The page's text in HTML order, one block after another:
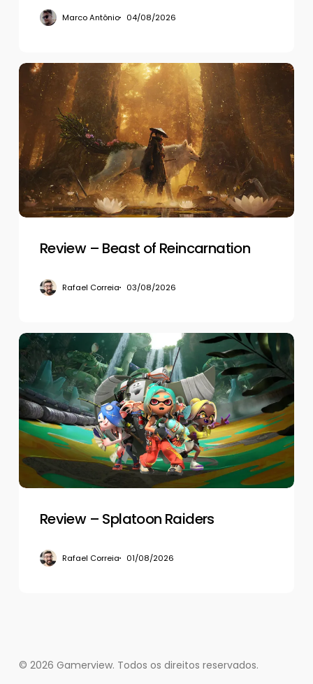
Marco Antônio 04/08/2026
Review
–
Beast
Reincarnation
Review – Beast of Reincarnation
Rafael Correia 03/08/2026
Review
–
Splatoon
Raiders
Review – Splatoon Raiders
Rafael Correia 01/08/2026
© 2026 Gamerview. Todos os direitos reservados.